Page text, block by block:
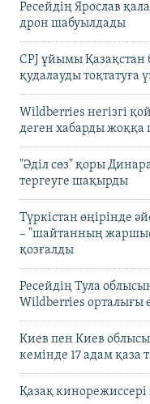
Ресейдің Ярослав
дрон шабуылдады
CPJ ұйымы Қазақстан
қудалауды тоқтатуға
Wildberries негізгі
деген хабарды
"Әділ сөз" қоры
тергеуге шақырды
Түркістан өңірінде
– "шайтанның
қозғалды
Ресейдің Тула
Wildberries орталығы
Киев пен Киев
кемінде 17 адам қаза
Қазақ кинорежиссері